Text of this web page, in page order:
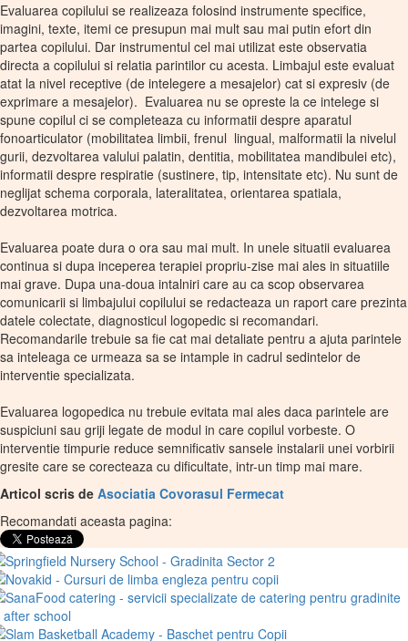
Evaluarea copilului se realizeaza folosind instrumente specifice,
imagini, texte, itemi ce presupun mai mult sau mai putin efort din
partea copilului. Dar instrumentul cel mai utilizat este observatia
directa a copilului si relatia parintilor cu acesta. Limbajul este evaluat
atat la nivel receptive (de intelegere a mesajelor) cat si expresiv (de
exprimare a mesajelor). Evaluarea nu se opreste la ce intelege si
spune copilul ci se completeaza cu informatii despre aparatul
fonoarticulator (mobilitatea limbii, frenul lingual, malformatii la nivelul
gurii, dezvoltarea valului palatin, dentitia, mobilitatea mandibulei etc),
informatii despre respiratie (sustinere, tip, intensitate etc). Nu sunt de
neglijat schema corporala, lateralitatea, orientarea spatiala,
dezvoltarea motrica.
Evaluarea poate dura o ora sau mai mult. In unele situatii evaluarea
continua si dupa inceperea terapiei propriu-zise mai ales in situatiile
mai grave. Dupa una-doua intalniri care au ca scop observarea
comunicarii si limbajului copilului se redacteaza un raport care prezinta
datele colectate, diagnosticul logopedic si recomandari.
Recomandarile trebuie sa fie cat mai detaliate pentru a ajuta parintele
sa inteleaga ce urmeaza sa se intample in cadrul sedintelor de
interventie specializata.
Evaluarea logopedica nu trebuie evitata mai ales daca parintele are
suspiciuni sau griji legate de modul in care copilul vorbeste. O
interventie timpurie reduce semnificativ sansele instalarii unei vorbirii
gresite care se corecteaza cu dificultate, intr-un timp mai mare.
Articol scris de Asociatia Covorasul Fermecat
Recomandati aceasta pagina: